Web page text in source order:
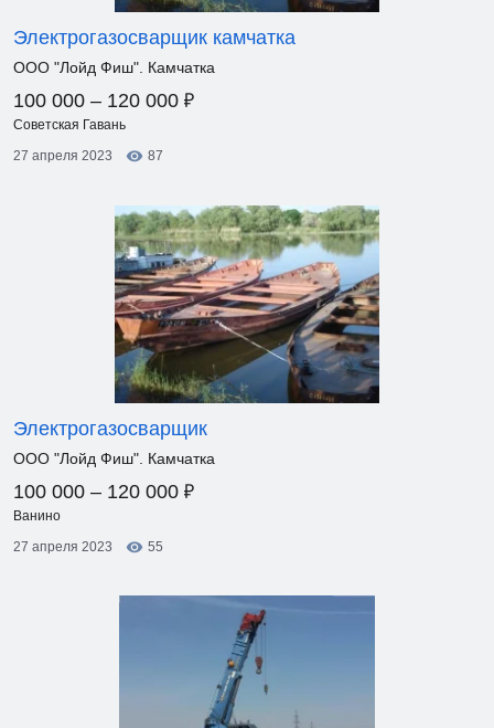
Электрогазосварщик камчатка
ООО "Лойд Фиш". Камчатка
100 000 – 120 000 ₽
Советская Гавань
27 апреля 2023
87
Электрогазосварщик
ООО "Лойд Фиш". Камчатка
100 000 – 120 000 ₽
Ванино
27 апреля 2023
55